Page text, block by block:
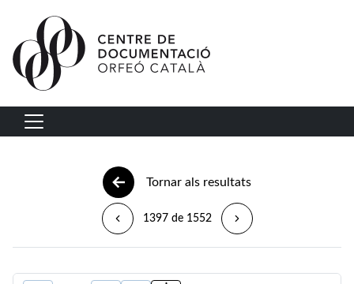
Vés al contingut
Navegació principal
Tornar als resultats
1397 de 1552